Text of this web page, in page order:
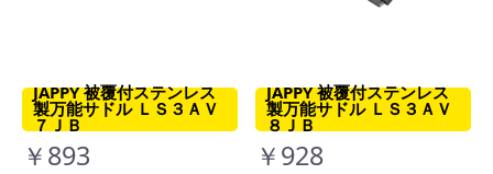
JAPPY 被覆付ステンレス
製万能サドル ＬＳ３ＡＶ
７ＪＢ
￥893
JAPPY 被覆付ステンレス
製万能サドル ＬＳ３ＡＶ
８ＪＢ
￥928